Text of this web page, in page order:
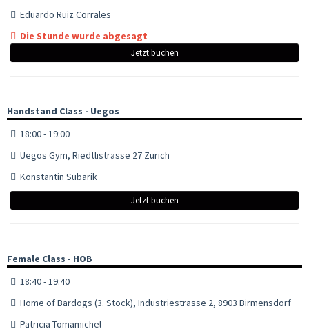
Eduardo Ruiz Corrales
Die Stunde wurde abgesagt
Jetzt buchen
Handstand Class - Uegos
18:00 - 19:00
Uegos Gym, Riedtlistrasse 27 Zürich
Konstantin Subarik
Jetzt buchen
Female Class - HOB
18:40 - 19:40
Home of Bardogs (3. Stock), Industriestrasse 2, 8903 Birmensdorf
Patricia Tomamichel